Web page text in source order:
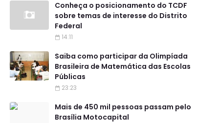
Conheça o posicionamento do TCDF
sobre temas de interesse do Distrito
Federal
14:11
Saiba como participar da Olimpíada
Brasileira de Matemática das Escolas
Públicas
23:23
Mais de 450 mil pessoas passam pelo
Brasília Motocapital